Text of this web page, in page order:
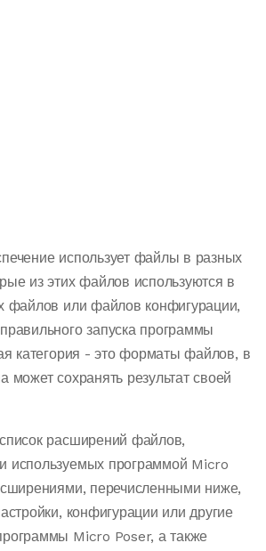
использует файлы в разных
из этих файлов используются в
файлов или файлов конфигурации,
запуска программы
категория - это форматы файлов, в
может сохранять результат своей
расширений файлов,
используемых программой Micro
перечисленными ниже,
конфигурации или другие
Micro Poser, а также